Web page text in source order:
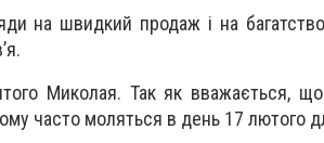
на швидкий продаж і на
Миколая. Так як вважається, що
часто моляться в день 17 лютого